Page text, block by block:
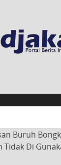
Buruh
Di